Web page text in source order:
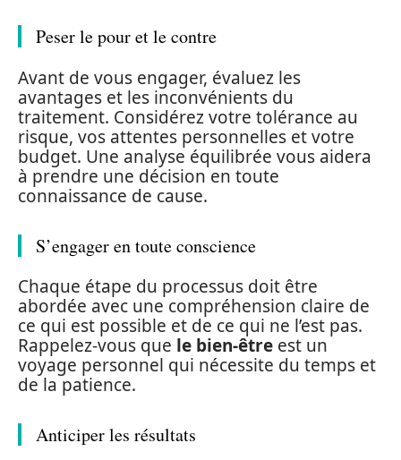
Peser le pour et le contre
Avant de vous engager, évaluez les
avantages et les inconvénients du
traitement. Considérez votre tolérance au
risque, vos attentes personnelles et votre
budget. Une analyse équilibrée vous aidera
à prendre une décision en toute
connaissance de cause.
S’engager en toute conscience
Chaque étape du processus doit être
abordée avec une compréhension claire de
ce qui est possible et de ce qui ne l’est pas.
Rappelez-vous que le bien-être est un
voyage personnel qui nécessite du temps et
de la patience.
Anticiper les résultats